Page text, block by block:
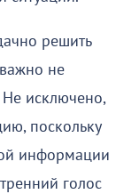
решить
не
Не исключено,
поскольку
информации
голос